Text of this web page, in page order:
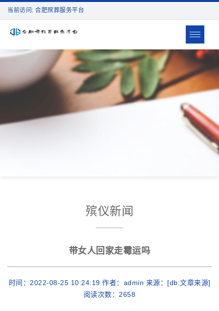
当前访问: 合肥殡葬服务平台
Toggle
殡仪新闻
带女人回家走霉运吗
时间：2022-08-25 10:24:19 作者：admin 来源：[db:文章来源]
阅读次数： 2658